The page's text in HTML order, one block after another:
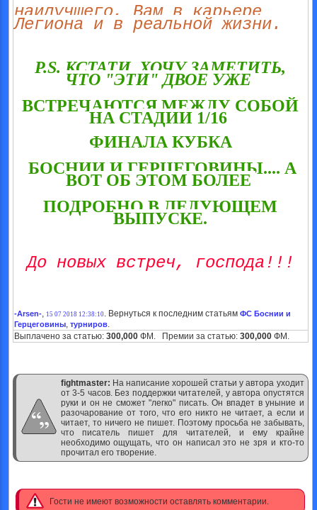
наилучшего, Вам в карьере
Легиона и в реальной жизни.
P.S. КСТАТИ, ХОЧУ ЗАМЕТИТЬ,
ЧТО "ЭТИ" ДВОЕ УЖЕ
ВСТРЕЧАЮТСЯ МЕЖДУ СОБОЙ
НА СТАДИИ 1/16
ФИНАЛА КУБКА
БОСНИИ И ГЕРЦЕГОВИНЫ.... А
ВОТ ОБ ЭТОМ БОЛЕЕ
ПОДРОБНО В ЛЕДУЮЩЕМ
ВЫПУСКЕ.
До новых встреч, господа!!!
-Arsen-, 15 07 2018 12:38:10. Вернуться к последним статьям ФС Боснии и
Герцеговины, турниров.
Выплачено за статью: 300,000ФМ. Премии за статью: 300,000ФМ.
fightmaster: На написание хорошей статьи у автора уходит
от 3-5 часов. Без поддержки читателей, у автора опустятся
руки и он не сможет "легко" писать. Он впадет в уныние и
разочарование от того, что его никто не читает, а если и
читает, то ничего не пишет. Поэтому просьба не забывать,
что писатель пишет для читателей, и ему крайне
необходимо ощущать, что он написал это не зря и кто-то
прочитал его творение.
Гости не имеют возможности оставлять комментарии.